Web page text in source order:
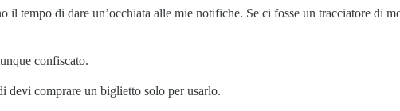
il tempo di dare un’occhiata alle mie notifiche. Se ci fosse un tracciatore di
confiscato.
devi comprare un biglietto solo per usarlo.